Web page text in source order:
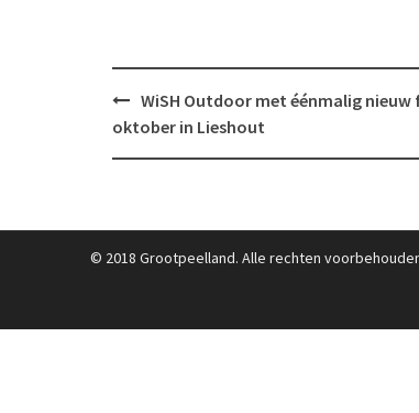
Post
navigation
WiSH Outdoor met éénmalig nieuw
oktober in Lieshout
© 2018 Grootpeelland. Alle rechten